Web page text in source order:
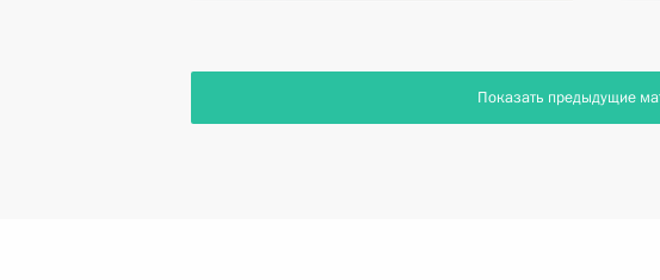
Показать предыдущие